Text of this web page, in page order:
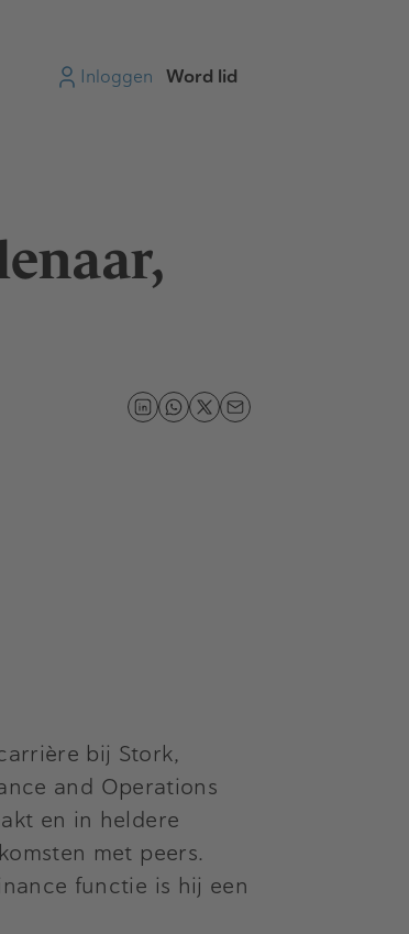
Inloggen Word lid
bij Stork,
and Operations
en in heldere
met peers.
functie is hij een